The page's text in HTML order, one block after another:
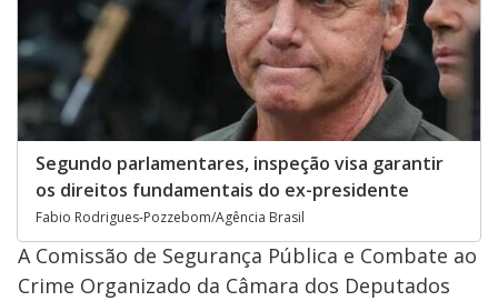
Segundo parlamentares, inspeção visa garantir
os direitos fundamentais do ex-presidente
Fabio Rodrigues-Pozzebom/Agência Brasil
A Comissão de Segurança Pública e Combate ao
Crime Organizado da Câmara dos Deputados